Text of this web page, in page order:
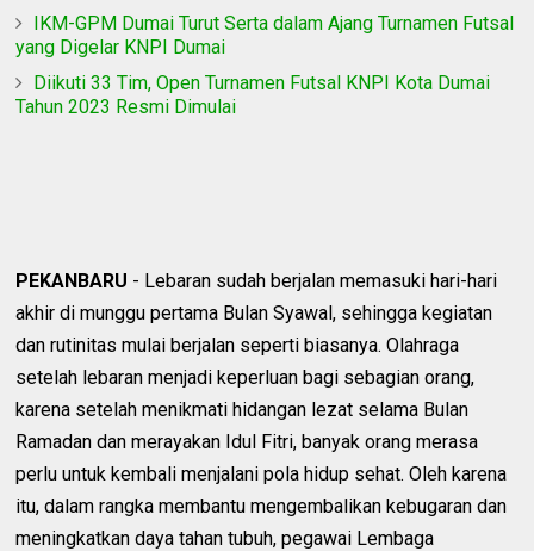
IKM-GPM Dumai Turut Serta dalam Ajang Turnamen Futsal
yang Digelar KNPI Dumai
Diikuti 33 Tim, Open Turnamen Futsal KNPI Kota Dumai
Tahun 2023 Resmi Dimulai
PEKANBARU - Lebaran sudah berjalan memasuki hari-hari
akhir di munggu pertama Bulan Syawal, sehingga kegiatan
dan rutinitas mulai berjalan seperti biasanya. Olahraga
setelah lebaran menjadi keperluan bagi sebagian orang,
karena setelah menikmati hidangan lezat selama Bulan
Ramadan dan merayakan Idul Fitri, banyak orang merasa
perlu untuk kembali menjalani pola hidup sehat. Oleh karena
itu, dalam rangka membantu mengembalikan kebugaran dan
meningkatkan daya tahan tubuh, pegawai Lembaga